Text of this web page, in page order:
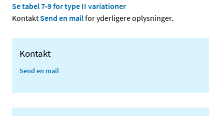
Se tabel 7-9 for type II variationer
KontaktSend en mailfor yderligere oplysninger.
Kontakt
Send en mail